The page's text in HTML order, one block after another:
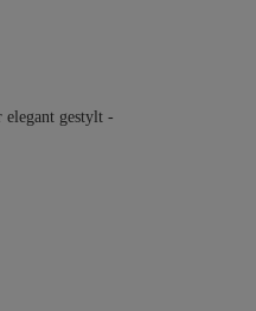
elegant gestylt -